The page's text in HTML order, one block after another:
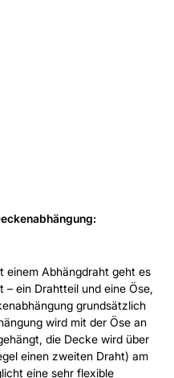
einem Abhängdraht geht es
– ein Drahtteil und eine Öse,
grundsätzlich
wird mit der Öse an
die Decke wird über
einen zweiten Draht) am
eine sehr flexible